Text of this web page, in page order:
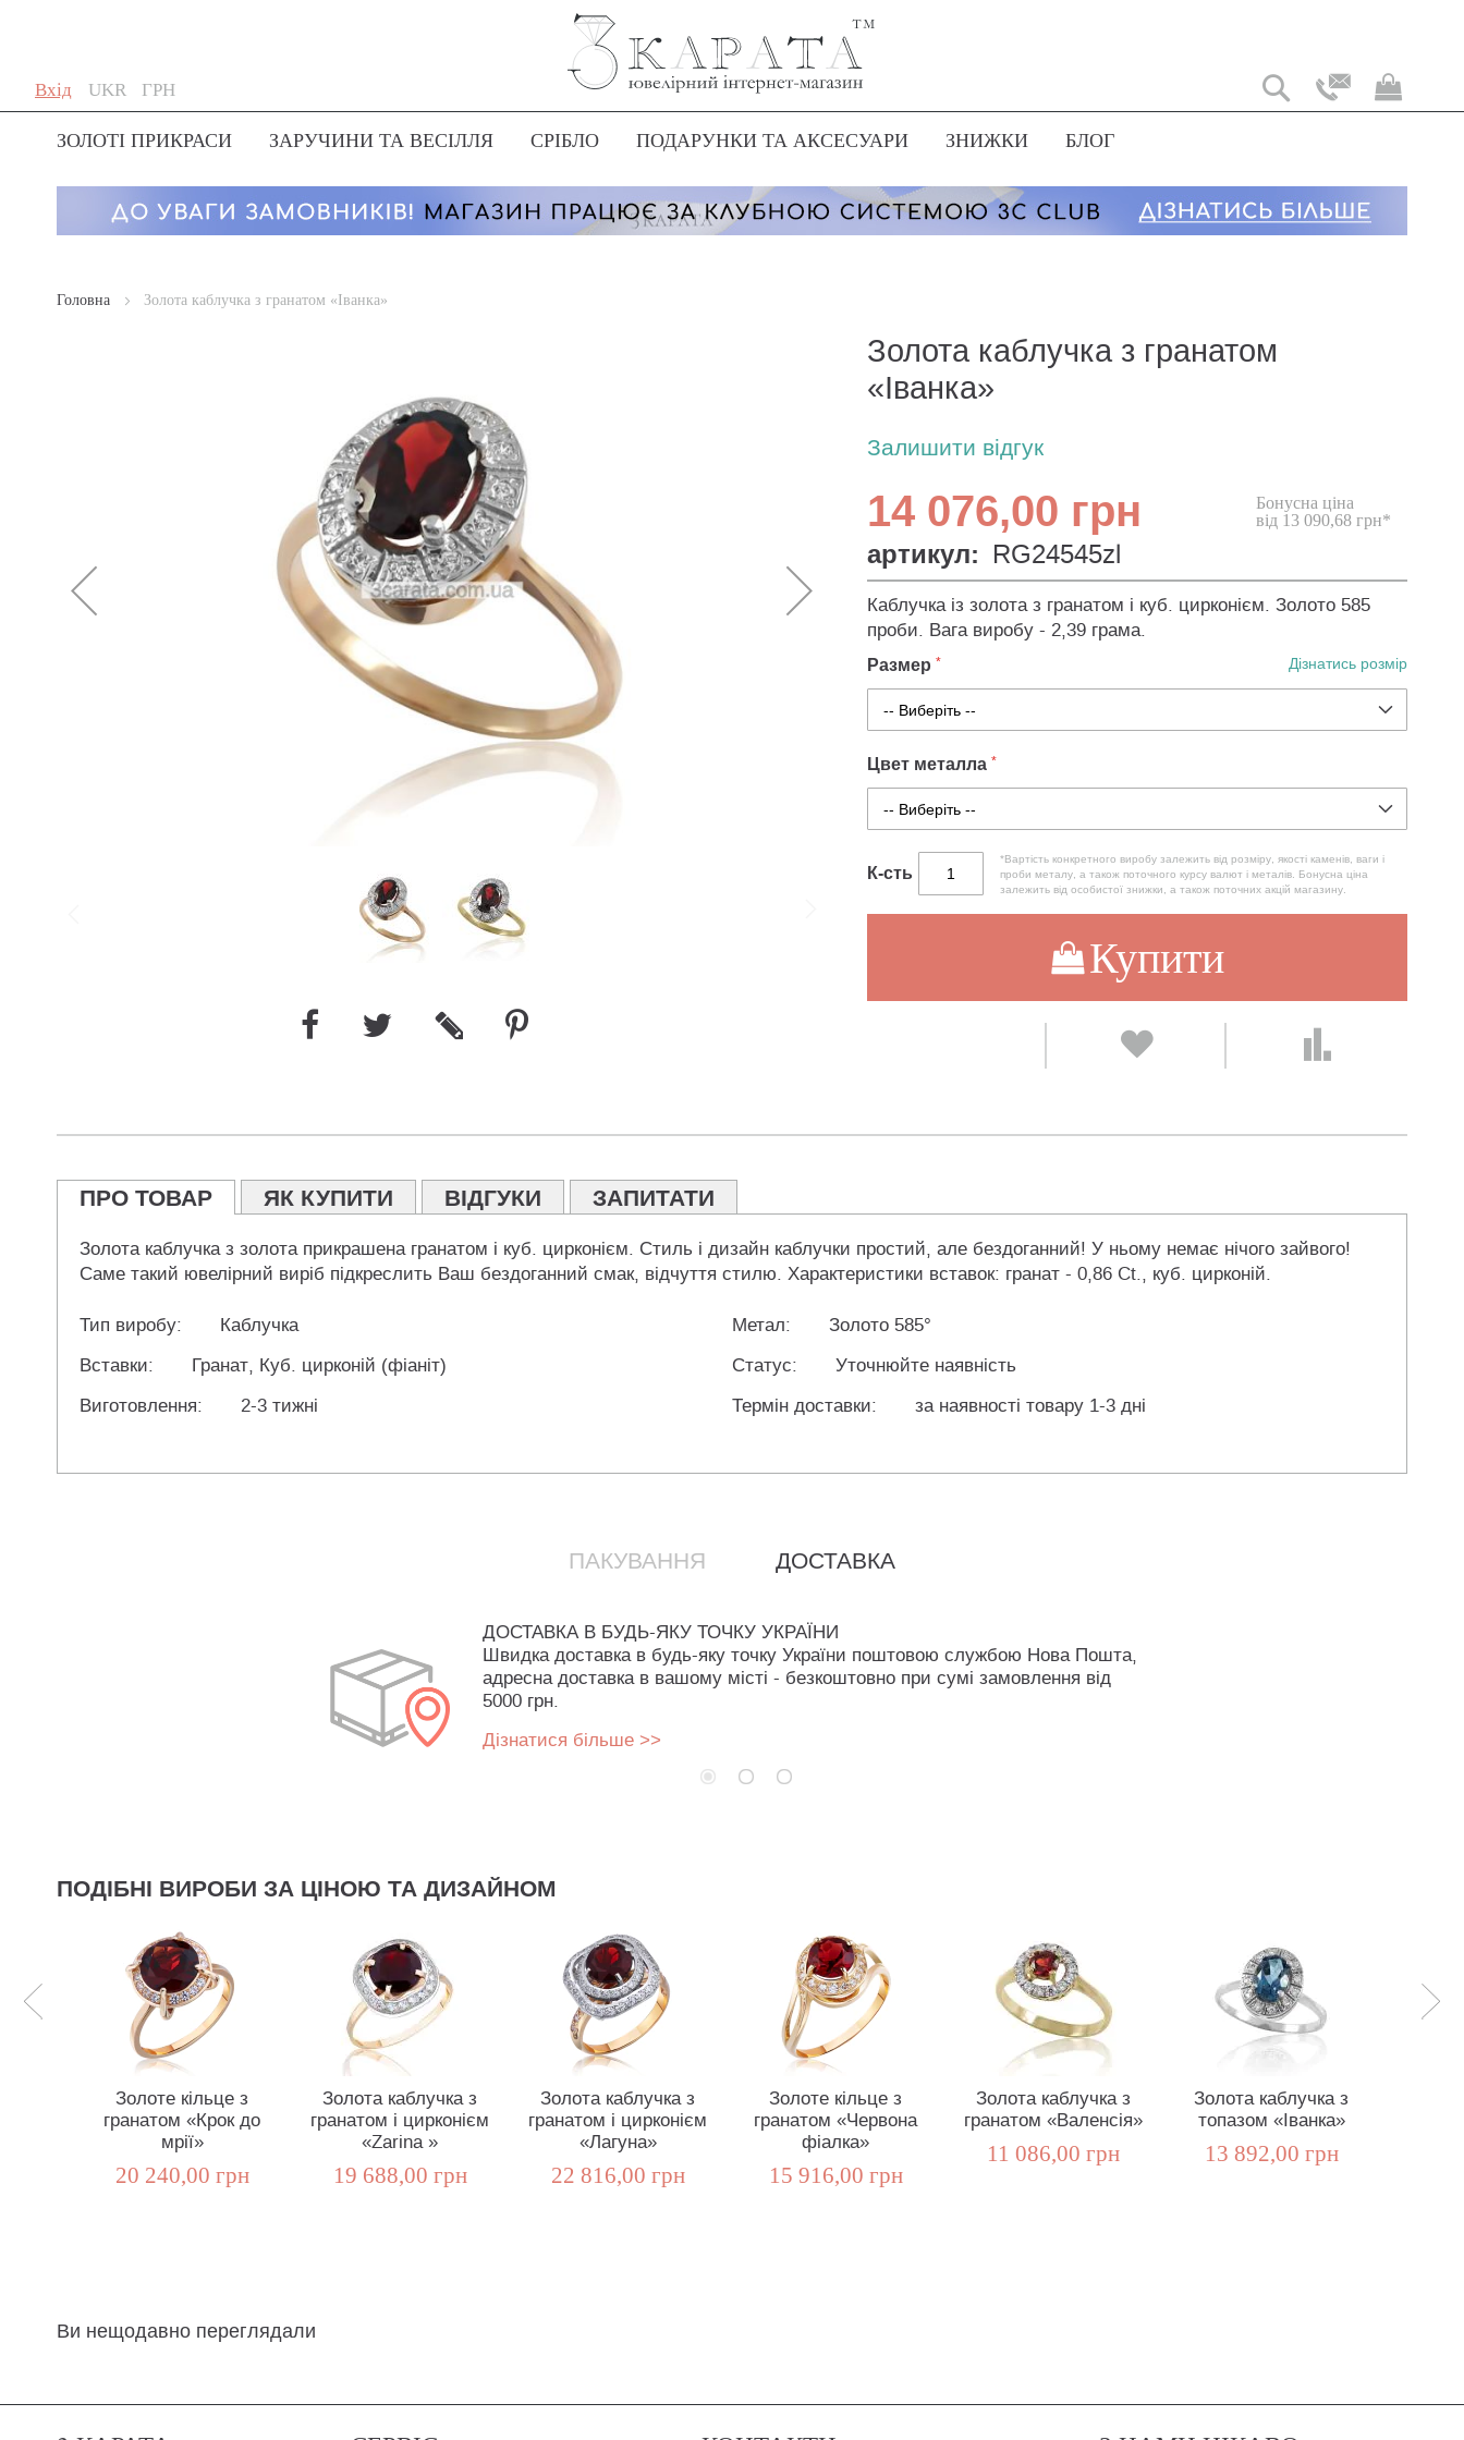
Вхід
Skip
to
Content
Мова
UKR
Мій
Валюта
ГРН
ЗОЛОТІ ПРИКРАСИ ЗАРУЧИНИ ТА ВЕСІЛЛЯ СРІБЛО ПОДАРУНКИ ТА АКСЕСУАРИ ЗНИЖКИ БЛОГ
Головна Золота каблучка з гранатом «Іванка»
Золота каблучка з гранатом
«Іванка»
Залишити відгук
14 076,00 грн
Бонусна ціна
від 13 090,68 грн*
артикул: RG24545zl
Каблучка із золота з гранатом і куб. цирконієм. Золото 585
проби. Вага виробу - 2,39 грама.
Размер Дізнатись розмір
Цвет металла
К-сть
*Вартість конкретного виробу залежить від розміру, якості каменів, ваги і
проби металу, а також поточного курсу валют і металів. Бонусна ціна
залежить від особистої знижки, а також поточних акцій магазину.
Купити
ПРО ТОВАР ЯК КУПИТИ ВІДГУКИ ЗАПИТАТИ
Золота каблучка з золота прикрашена гранатом і куб. цирконієм. Стиль і дизайн каблучки простий, але бездоганний! У ньому немає нічого зайвого!
Саме такий ювелірний виріб підкреслить Ваш бездоганний смак, відчуття стилю. Характеристики вставок: гранат - 0,86 Ct., куб. цирконій.
Тип виробу: Каблучка Метал:
Золото 585°
Вставки:
Гранат, Куб. цирконій (фіаніт) Статус:
Уточнюйте наявність
Виготовлення:
2-3 тижні Термін доставки: за наявності товару 1-3 дні
ПАКУВАННЯ ДОСТАВКА
ДОСТАВКА В БУДЬ-ЯКУ ТОЧКУ УКРАЇНИ
Швидка доставка в будь-яку точку України поштовою службою Нова Пошта,
адресна доставка в вашому місті - безкоштовно при сумі замовлення від
5000 грн.
Дізнатися більше >>
ПОДІБНІ ВИРОБИ ЗА ЦІНОЮ ТА ДИЗАЙНОМ
Золоте кільце з
гранатом «Крок до
мрії»
20 240,00 грн
Золота каблучка з
гранатом і цирконієм
«Zarina »
19 688,00 грн
Золота каблучка з
гранатом і цирконієм
«Лагуна»
22 816,00 грн
Золоте кільце з
гранатом «Червона
фіалка»
15 916,00 грн
Золота каблучка з
гранатом «Валенсія»
11 086,00 грн
Золота каблучка з
топазом «Іванка»
13 892,00 грн
Ви нещодавно переглядали